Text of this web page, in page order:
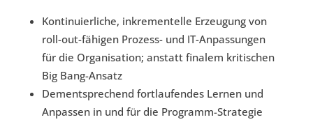
Kontinuierliche, inkrementelle Erzeugung von
roll-out-fähigen Prozess- und IT-Anpassungen
für die Organisation; anstatt finalem kritischen
Big Bang-Ansatz
Dementsprechend fortlaufendes Lernen und
Anpassen in und für die Programm-Strategie